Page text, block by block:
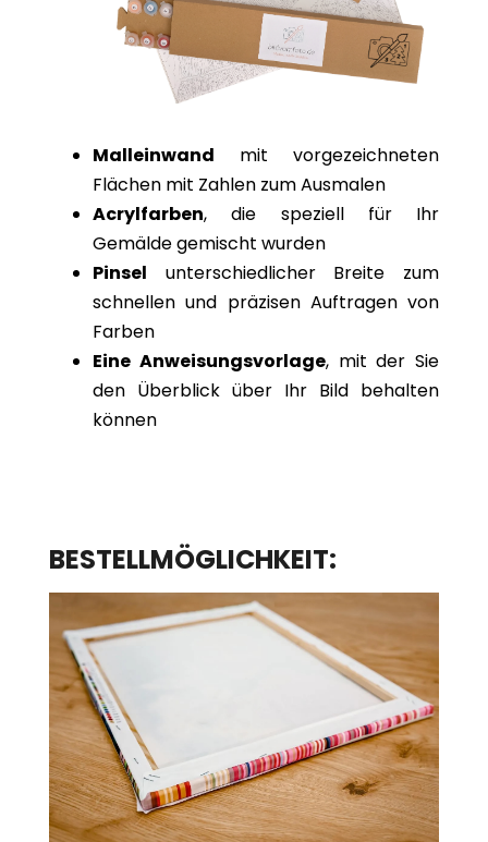
Malleinwand mit vorgezeichneten
Flächen mit Zahlen zum Ausmalen
Acrylfarben, die speziell für Ihr
Gemälde gemischt wurden
Pinsel unterschiedlicher Breite zum
schnellen und präzisen Auftragen von
Farben
Eine Anweisungsvorlage, mit der Sie
den Überblick über Ihr Bild behalten
können
BESTELLMÖGLICHKEIT: